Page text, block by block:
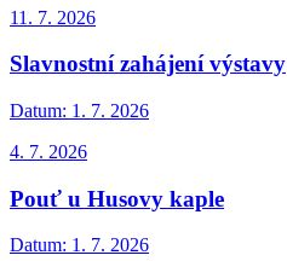
11. 7. 2026
Slavnostní zahájení výstavy
Datum: 1. 7. 2026
4. 7. 2026
Pouť u Husovy kaple
Datum: 1. 7. 2026